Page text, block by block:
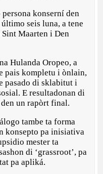
konserní den
seis luna, a tene
Maarten i Den
Hulanda Oropeo, a
pais kompletu i ònlain,
pasado di sklabitut i
E resultadonan di
un rapòrt final.
tambe ta forma
konsepto pa inisiativa
mester ta
di ‘grassroot’, pa
pa apliká.